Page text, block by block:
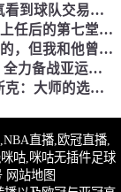
【球迷看点】波什：15年血栓急诊室吸氧看到球队交易，我仍想复
[你怎么看？]青年才俊！阿隆索在切尔西上任后的第七堂训练课！
[篮球]林书豪此前：被科比喷到哭不是真的，但我和他曾五个月没
[球迷报道]中国三人女篮第四期集训开启 全力备战亚运会&奥运
【集锦】布斯克茨还是罗德里？连线博斯克：大师的选择会是谁？
直播,欧冠直播,
咕,咪咕无插件足球
网站地图